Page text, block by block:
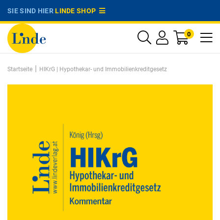
SIE SIND HIERLINDE SHOP
0
Startseite | HIKrG | Hypothekar- und Immobilienkreditgesetz